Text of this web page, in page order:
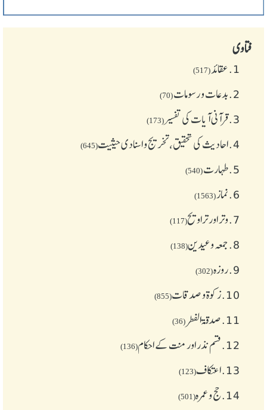
فتاوی
1. عقائد(517)
2. بدعات و رسومات(70)
3. قرآنی آیات کی تفسیر(173)
4. احادیث کی تحقیق، تخریج و اسنادی حیثیت(645)
5. طهارت(540)
6. نماز(1563)
7. وتر اور تراویح(117)
8. جمعہ وعیدین(138)
9. روزہ(302)
10. زکوة و صدقات(855)
11. صدقۃ الفطر (36)
12. قسم نذر اور منت کے احکام(136)
13. اعتکاف(123)
14. حج و عمرہ(501)